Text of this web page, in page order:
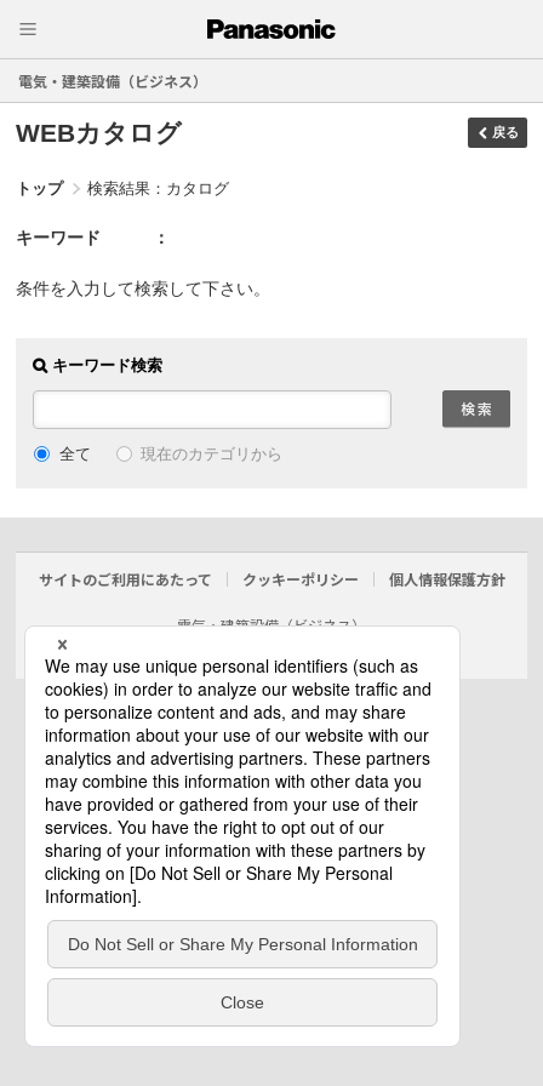
電気・建築設備（ビジネス）
WEBカタログ 戻る
トップ 検索結果：カタログ
キーワード
条件を入力して検索して下さい。
キーワード検索
全て 現在のカテゴリから
サイトのご利用にあたって クッキーポリシー 個人情報保護方針
電気・建築設備（ビジネス）